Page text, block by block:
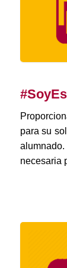
para su
necesaria